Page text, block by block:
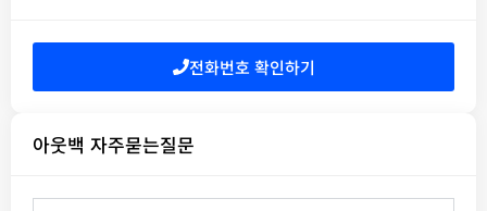
전화번호 확인하기
아웃백 자주묻는질문